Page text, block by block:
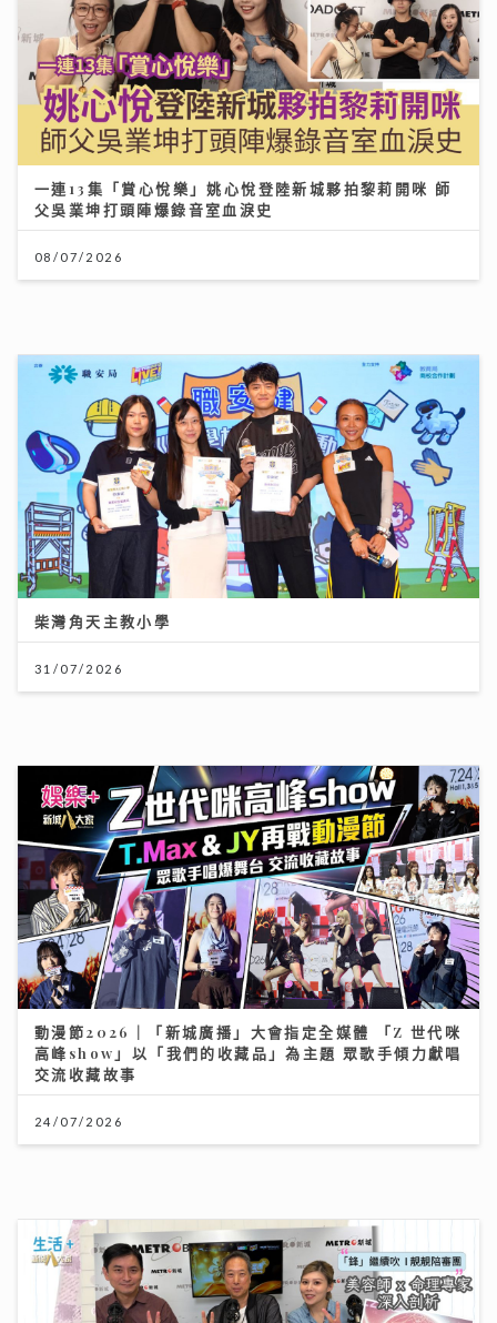
一連13集「賞心悅樂」姚心悅登陸新城夥拍黎莉開咪 師
父吳業坤打頭陣爆錄音室血淚史
08/07/2026
柴灣角天主教小學
31/07/2026
動漫節2026｜「新城廣播」大會指定全媒體 「Z 世代咪
高峰show」以「我們的收藏品」為主題 眾歌手傾力獻唱
交流收藏故事
24/07/2026
「鋒」繼續吹 靚靚陪審團 | 美容業九運翻身攻略 美容師
ｘ命理專家深入剖析 拆解「中女」迷思 順勢而行是關鍵
06/08/2026